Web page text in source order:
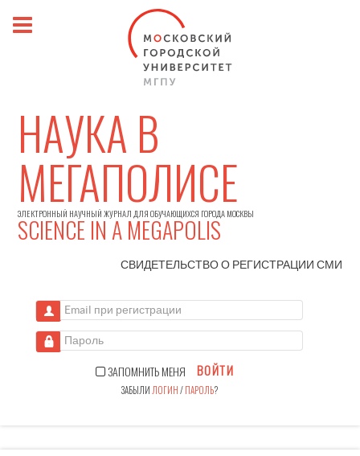
НАУКА В
МЕГАПОЛИСЕ
ЭЛЕКТРОННЫЙ НАУЧНЫЙ ЖУРНАЛ ДЛЯ ОБУЧАЮЩИХСЯ ГОРОДА МОСКВЫ
SCIENCE IN A MEGAPOLIS
СВИДЕТЕЛЬСТВО О РЕГИСТРАЦИИСМИ
Email при регистрации
Пароль
ЗАПОМНИТЬ МЕНЯ ВОЙТИ
ЗАБЫЛИ ЛОГИН/ПАРОЛЬ?